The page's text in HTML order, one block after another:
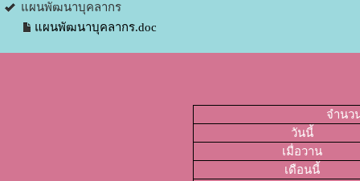
แผนพัฒนาบุคลากร
แผนพัฒนาบุคลากร.doc
จำนว
วันนี้
เมื่อวาน
เดือนนี้